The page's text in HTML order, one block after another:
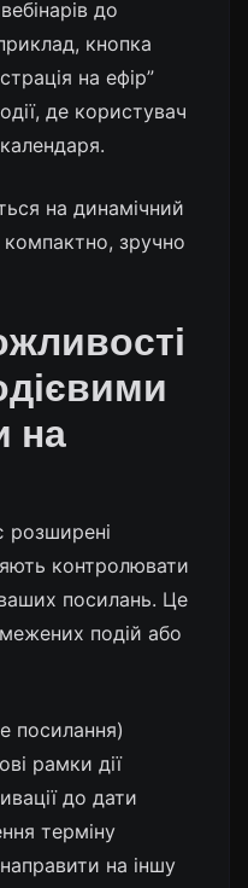
до
кнопка
на ефір”
де користувач
на динамічний
зручно
на
контролювати
посилань. Це
подій або
посилання)
рамки дії
до дати
терміну
на іншу